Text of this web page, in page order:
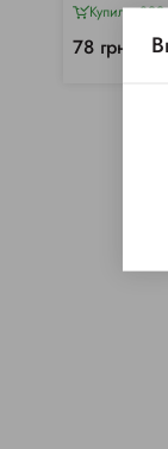
Купили
78 грн/уп